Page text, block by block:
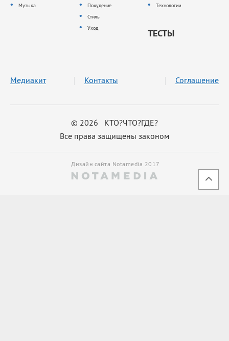
Музыка
Похудение
Стиль
Уход
Технологии
ТЕСТЫ
© 2026 КТО?ЧТО?ГДЕ?
Все права защищены законом
Медиакит Контакты Соглашение
Дизайн сайта Notamedia 2017